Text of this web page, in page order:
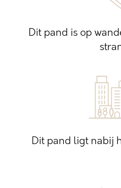
Dit pand is op
Dit pand ligt nabij